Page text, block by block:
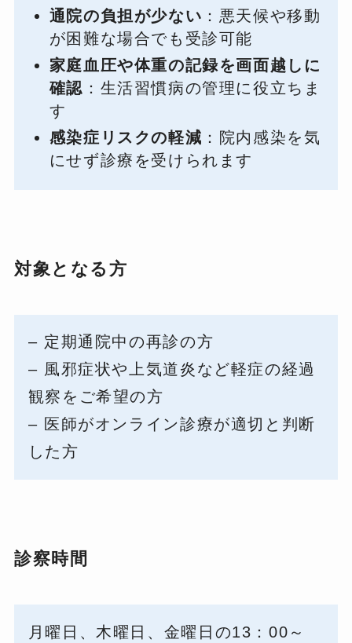
通院の負担が少ない ：悪天候や移動
が困難な場合でも受診可能
家庭血圧や体重の記録を画面越しに
確認 ：生活習慣病の管理に役立ちま
す
感染症リスクの軽減 ：院内感染を気
にせず診療を受けられます
対象となる方
– 定期通院中の再診の方
– 風邪症状や上気道炎など軽症の経過
観察をご希望の方
– 医師がオンライン診療が適切と判断
した方
診察時間
月曜日、木曜日、金曜日の13：00～